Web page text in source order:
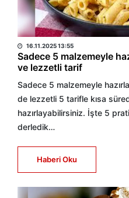
HABER MERKEZİ
16.11.2025 13:55
Sadece 5 malzemeyle
ve lezzetli tarif
Sadece 5 malzemeyle
de lezzetli 5 tarifle kısa
hazırlayabilirsiniz. İşte 5
derledik…
Haberi Oku